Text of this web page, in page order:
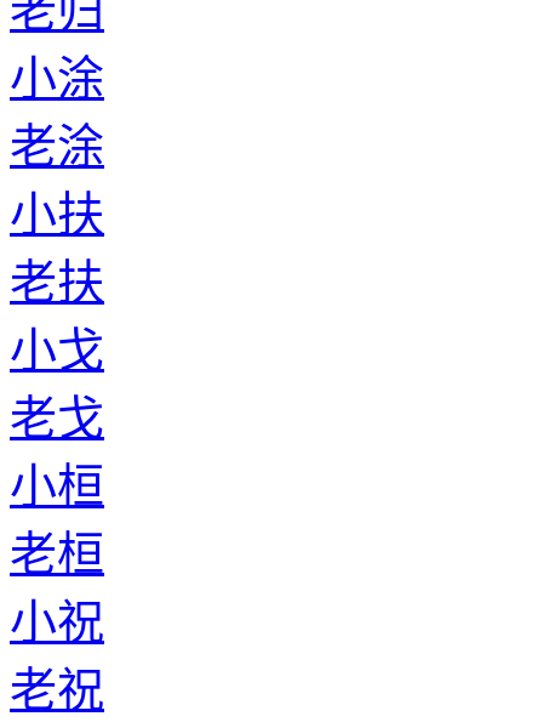
小涂
老涂
小扶
老扶
小戈
老戈
小桓
老桓
小祝
老祝